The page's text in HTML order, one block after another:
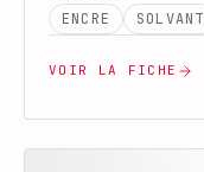
ENCRE SOLVANT
VOIR LA FICHE